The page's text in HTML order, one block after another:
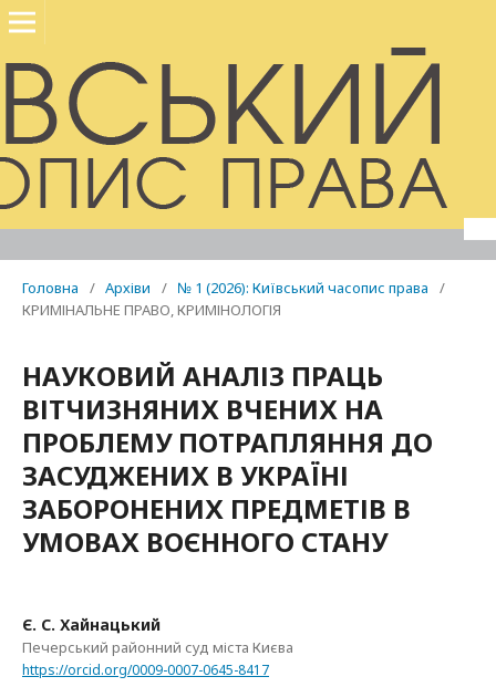
Головна / Архіви / № 1 (2026): Київський часопис права
/
КРИМІНАЛЬНЕ ПРАВО, КРИМІНОЛОГІЯ
НАУКОВИЙ АНАЛІЗ ПРАЦЬ
ВІТЧИЗНЯНИХ ВЧЕНИХ НА
ПРОБЛЕМУ ПОТРАПЛЯННЯ ДО
ЗАСУДЖЕНИХ В УКРАЇНІ
ЗАБОРОНЕНИХ ПРЕДМЕТІВ В
УМОВАХ ВОЄННОГО СТАНУ
Є. С. Хайнацький
Печерський районний суд міста Києва
https://orcid.org/0009-0007-0645-8417